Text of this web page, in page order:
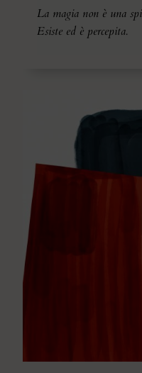
La magia non è una
Esiste ed è percepita.